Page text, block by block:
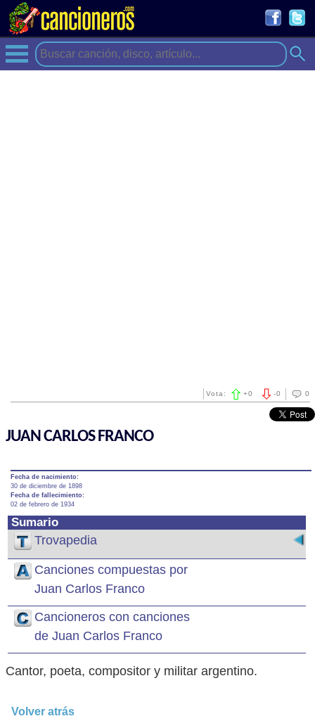
0
-0
Vota: +0
JUAN CARLOS FRANCO
Fecha de nacimiento:
30 de diciembre de 1898
Fecha de fallecimiento:
02 de febrero de 1934
Sumario
Trovapedia
Canciones compuestas por
Juan Carlos Franco
Cancioneros con canciones
de Juan Carlos Franco
Cantor, poeta, compositor y militar argentino.
Volver atrás